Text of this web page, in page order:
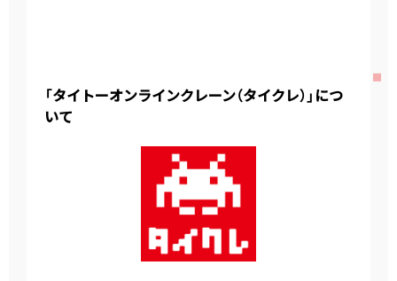
「タイトーオンラインクレーン（タイクレ）」につ
いて